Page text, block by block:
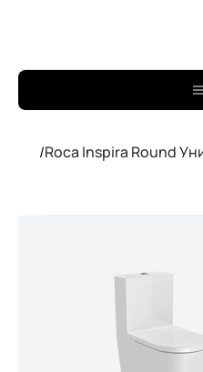
/Roca Inspira Round